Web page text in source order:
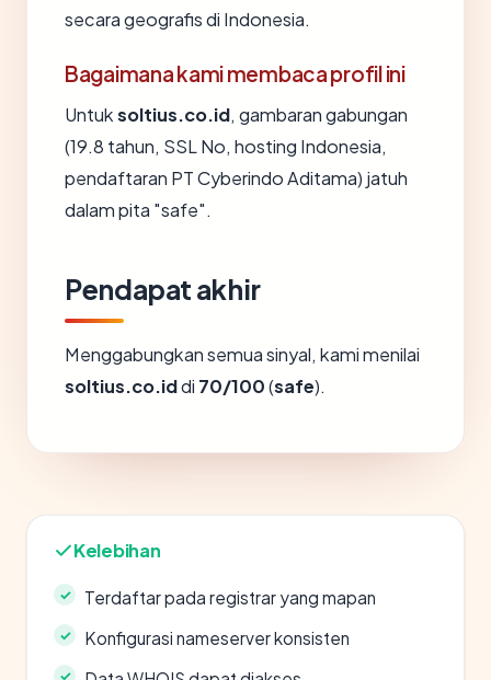
secara geografis di Indonesia.
Bagaimana kami membaca profil ini
Untuksoltius.co.id, gambaran gabungan
(19.8 tahun, SSL No, hosting Indonesia,
pendaftaran PT Cyberindo Aditama) jatuh
dalam pita "safe".
Pendapat akhir
Menggabungkan semua sinyal, kami menilai
soltius.co.iddi 70/100(safe).
Kelebihan
Terdaftar pada registrar yang mapan
Konfigurasi nameserver konsisten